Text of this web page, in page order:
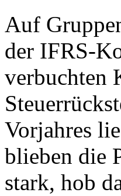
Auf
der IFRS-
verbuchten
Vorjahres
blieben die
stark, hob